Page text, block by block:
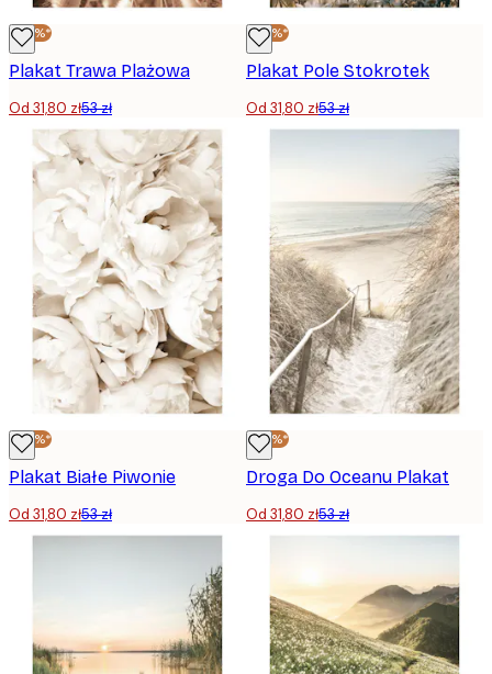
-40%*
Plakat Trawa Plażowa
Od 31,80 zł53 zł
-40%*
Plakat Pole Stokrotek
Od 31,80 zł53 zł
-40%*
Plakat Białe Piwonie
Od 31,80 zł53 zł
-40%*
Droga Do Oceanu Plakat
Od 31,80 zł53 zł